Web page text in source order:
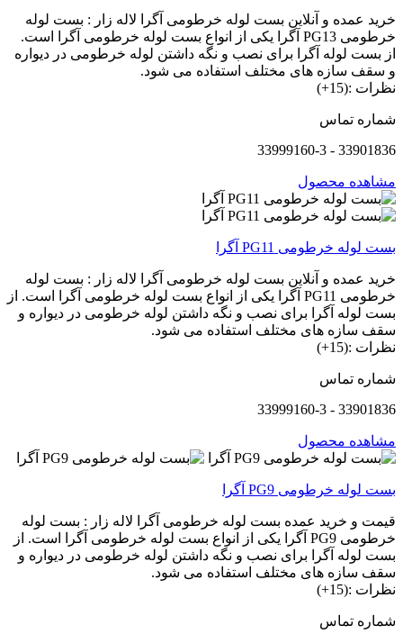
خرید عمده و آنلاین بست لوله خرطومی آگرا لاله زار : بست لوله
خرطومی PG13 آگرا یکی از انواع بست لوله خرطومی آگرا است.
از بست لوله آگرا برای نصب و نگه داشتن لوله خرطومی در دیواره
و سقف سازه های مختلف استفاده می شود.
نظرات :(15+)
شماره تماس
33901836 - 33999160-3
مشاهده محصول
بست لوله خرطومی PG11 آگرا
خرید عمده و آنلاین بست لوله خرطومی آگرا لاله زار : بست لوله
خرطومی PG11 آگرا یکی از انواع بست لوله خرطومی آگرا است. از
بست لوله آگرا برای نصب و نگه داشتن لوله خرطومی در دیواره و
سقف سازه های مختلف استفاده می شود.
نظرات :(15+)
شماره تماس
33901836 - 33999160-3
مشاهده محصول
بست لوله خرطومی PG9 آگرا
قیمت و خرید عمده بست لوله خرطومی آگرا لاله زار : بست لوله
خرطومی PG9 آگرا یکی از انواع بست لوله خرطومی آگرا است. از
بست لوله آگرا برای نصب و نگه داشتن لوله خرطومی در دیواره و
سقف سازه های مختلف استفاده می شود.
نظرات :(15+)
شماره تماس